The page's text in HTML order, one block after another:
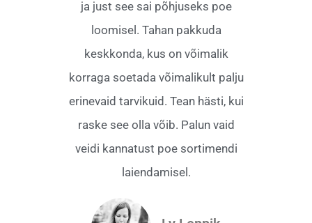
ja just see sai põhjuseks poe
loomisel. Tahan pakkuda
keskkonda, kus on võimalik
korraga soetada võimalikult palju
erinevaid tarvikuid. Tean hästi, kui
raske see olla võib. Palun vaid
veidi kannatust poe sortimendi
laiendamisel.